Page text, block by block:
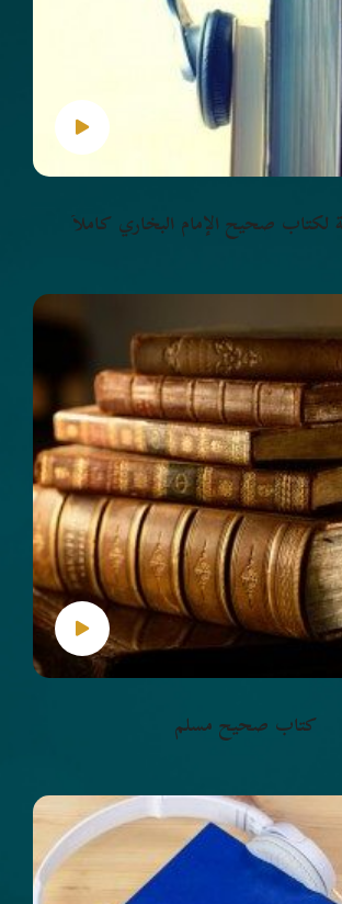
لكتاب صحيح الإمام البخاري كاملاً
كتاب صحيح مسلم